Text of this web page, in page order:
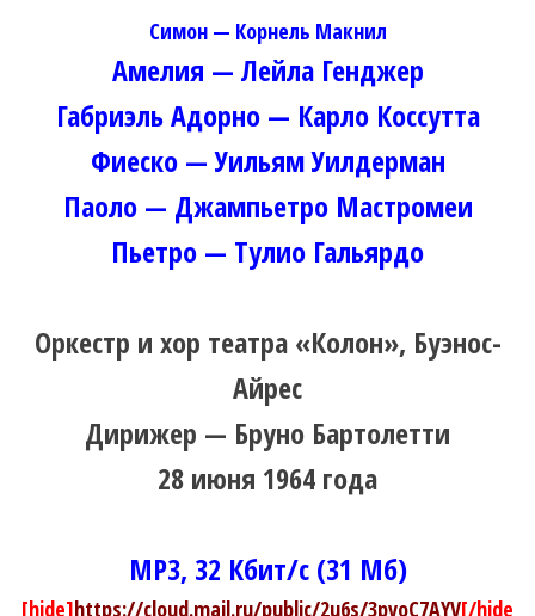
Симон — Корнель Макнил
Амелия — Лейла Генджер
Габриэль Адорно — Карло Коссутта
Фиеско — Уильям Уилдерман
Паоло — Джампьетро Мастромеи
Пьетро — Тулио Гальярдо
Оркестр и хор театра «Колон», Буэнос-
Айрес
Дирижер — Бруно Бартолетти
28 июня 1964 года
MP3, 32 Кбит/с (31 Мб)
[hide]https://cloud.mail.ru/public/2u6s/3pvoC7AYV[/hide